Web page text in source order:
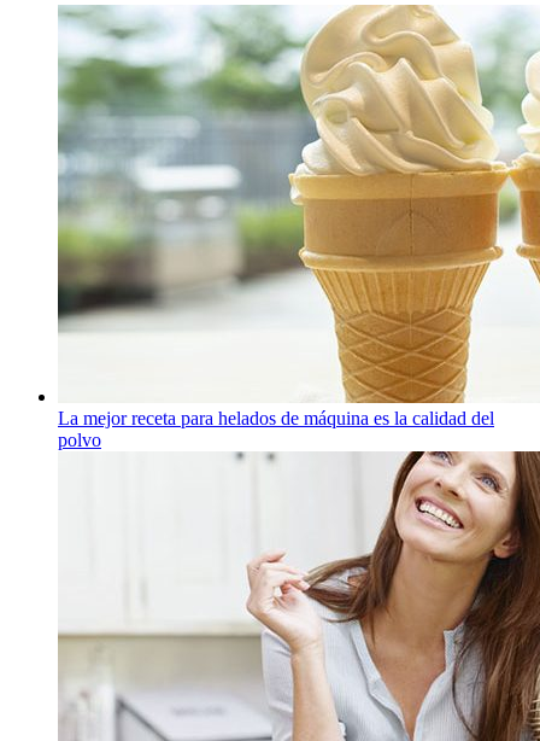
La mejor receta para helados de máquina es la calidad del
polvo